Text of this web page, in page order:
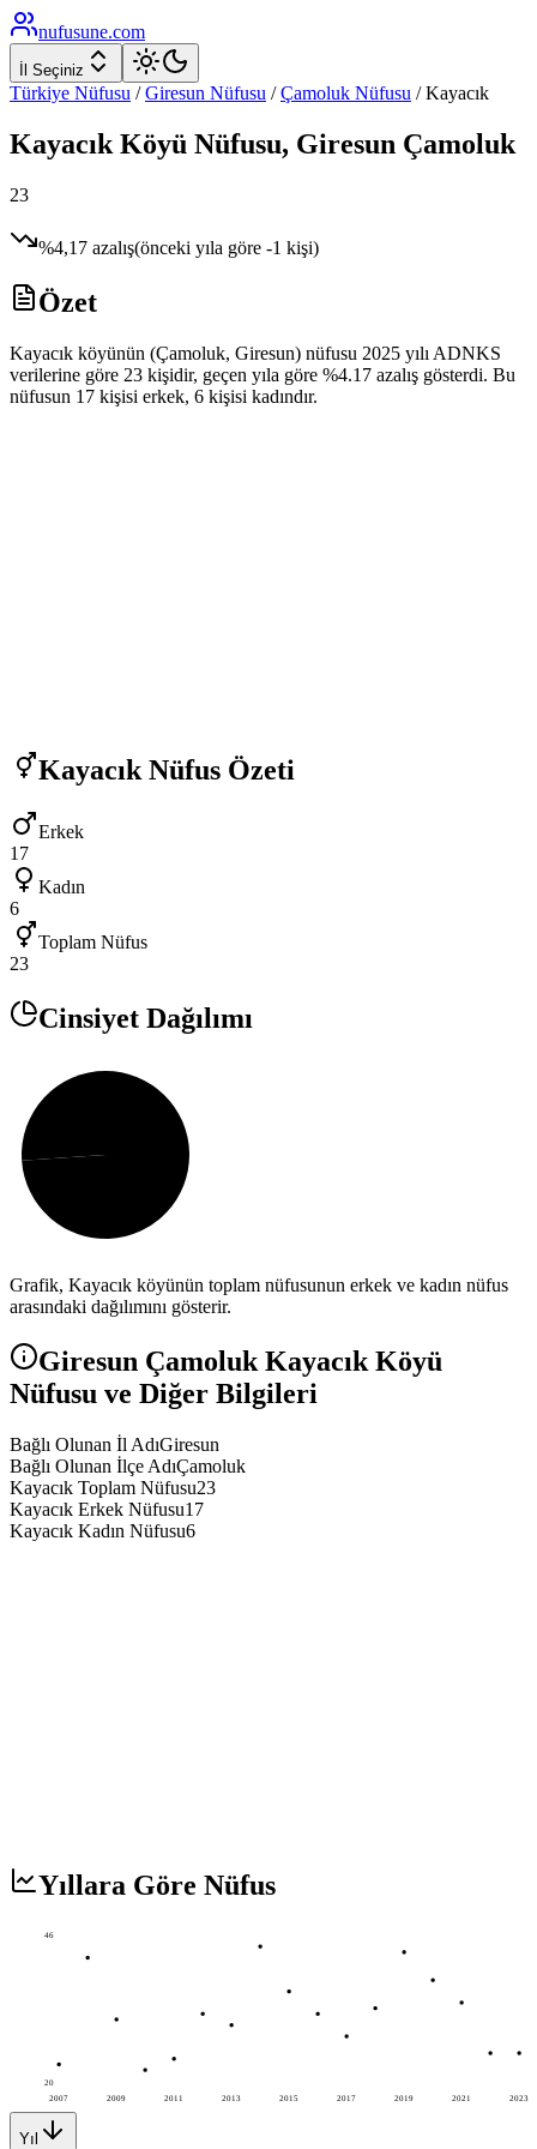
nufusune.com
İl Seçiniz
Türkiye Nüfusu / Giresun Nüfusu / Çamoluk Nüfusu /Kayacık
Kayacık Köyü Nüfusu, Giresun Çamoluk
23
%4,17 azalış(önceki yıla göre -1 kişi)
Özet
Kayacık köyünün (Çamoluk, Giresun) nüfusu 2025 yılı ADNKS
verilerine göre 23 kişidir, geçen yıla göre %4.17 azalış gösterdi. Bu
nüfusun 17 kişisi erkek, 6 kişisi kadındır.
Kayacık Nüfus Özeti
Erkek
17
Kadın
6
Toplam Nüfus
23
Cinsiyet Dağılımı
Grafik, Kayacık köyünün toplam nüfusunun erkek ve kadın nüfus
arasındaki dağılımını gösterir.
Giresun Çamoluk Kayacık Köyü
Nüfusu ve Diğer Bilgileri
Bağlı Olunan İl AdıGiresun
Bağlı Olunan İlçe AdıÇamoluk
Kayacık Toplam Nüfusu23
Kayacık Erkek Nüfusu17
Kayacık Kadın Nüfusu6
Yıllara Göre Nüfus
2007 2009 2011 2013 2015 2017 2019 2021 2023
46
20
Yıl